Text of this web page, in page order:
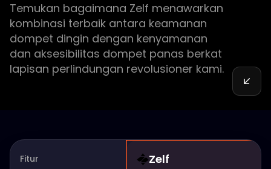
Temukan bagaimana Zelf menawarkan
kombinasi terbaik antara keamanan
dompet dingin dengan kenyamanan
dan aksesibilitas dompet panas berkat
lapisan perlindungan revolusioner kami.
Fitur Zelf